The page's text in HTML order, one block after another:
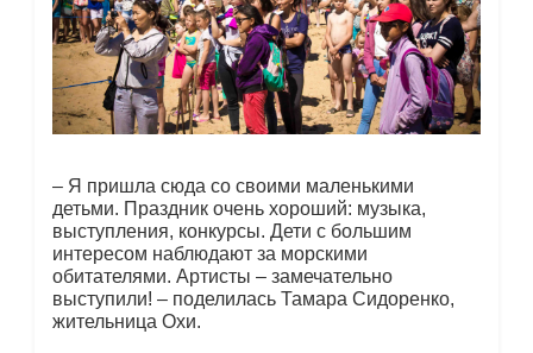
– Я пришла сюда со своими маленькими
детьми. Праздник очень хороший: музыка,
выступления, конкурсы. Дети с большим
интересом наблюдают за морскими
обитателями. Артисты – замечательно
выступили! – поделилась Тамара Сидоренко,
жительница Охи.